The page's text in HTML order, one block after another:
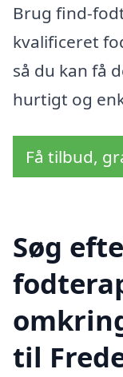
Brug find-
kvalificeret
så du kan få
hurtigt og
Få tilbud,
Søg
til